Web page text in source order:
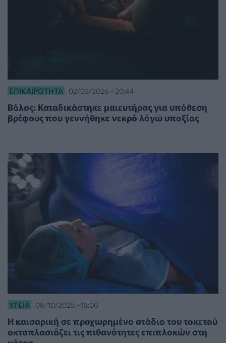
ΕΠΙΚΑΙΡΌΤΗΤΑ 02/03/2026 - 20:44
Βόλος: Καταδικάστηκε μαιευτήρας για υπόθεση
βρέφους που γεννήθηκε νεκρό λόγω υποξίας
ΥΓΕΊΑ 08/10/2025 - 15:00
Η καισαρική σε προχωρημένο στάδιο του τοκετού
οκταπλασιάζει τις πιθανότητες επιπλοκών στη